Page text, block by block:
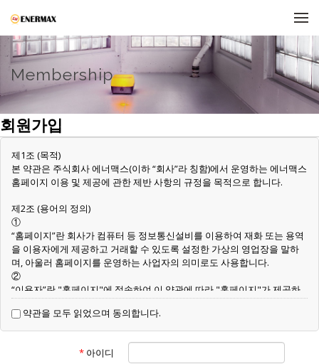
Membership
회원가입
제1조 (목적)
본 약관은 주식회사 에너맥스(이하 “회사”라 칭함)에서 운영하는 에너맥스
홈페이지 이용 및 제공에 관한 제반 사항의 규정을 목적으로 합니다.
제2조 (용어의 정의)
①
“홈페이지”란 회사가 컴퓨터 등 정보통신설비를 이용하여 재화 또는 용역
을 이용자에게 제공하고 거래할 수 있도록 설정한 가상의 영업장을 말하
며, 아울러 홈페이지를 운영하는 사업자의 의미로도 사용합니다.
②
“이용자”란 "홈페이지"에 접속하여 이 약관에 따라 "홈페이지"가 제공하
는 서비스를 받는 회원 및 비회원을 말합니다.
③
“회원”이라 함은 "홈페이지"에 개인정보를 제공하여 회원등록을 한 자로
서, "홈페이지"의 정보를 지속적으로 제공받으며 "홈페이지"가 제공하는
서비스를 계속적으로 이용할 수 있는 자를 말합니다.
약관을 모두 읽었으며 동의합니다.
* 아이디